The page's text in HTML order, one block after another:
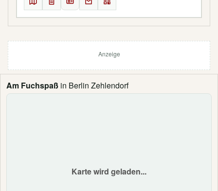
Am Fuchspaß in Berlin Zehlendorf
Karte wird geladen...
Anzeige